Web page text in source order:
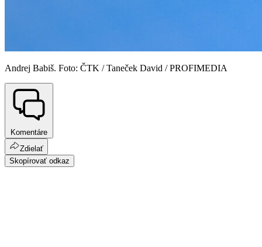
Andrej Babiš. Foto: ČTK / Taneček David / PROFIMEDIA
Komentáre
Zdielať
Skopírovať odkaz